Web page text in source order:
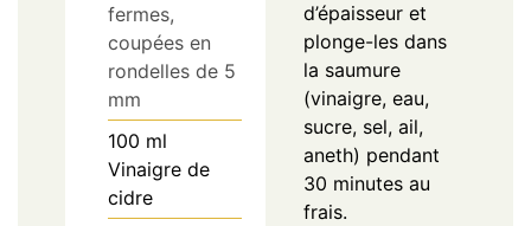
fermes,
coupées en
rondelles de 5
mm
100 ml
Vinaigre de
cidre
d’épaisseur et
plonge-les dans
la saumure
(vinaigre, eau,
sucre, sel, ail,
aneth) pendant
30 minutes au
frais.